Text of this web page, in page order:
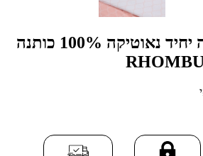
סט מצעים למיטה יחיד נאוטיקה 100% כותנה